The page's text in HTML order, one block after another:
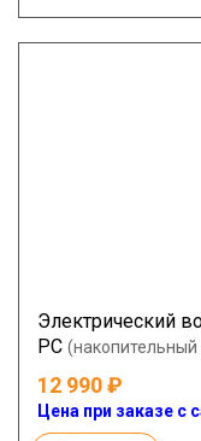
Электрический
PC
12 990
Цена при заказе с